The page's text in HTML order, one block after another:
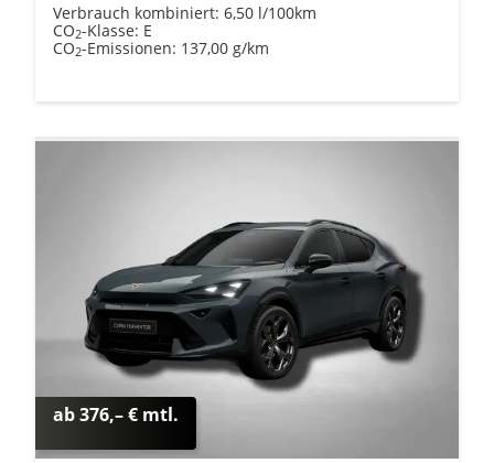
Verbrauch kombiniert: 6,50 l/100km
CO2-Klasse: E
CO2-Emissionen: 137,00 g/km
ab 376,– € mtl.